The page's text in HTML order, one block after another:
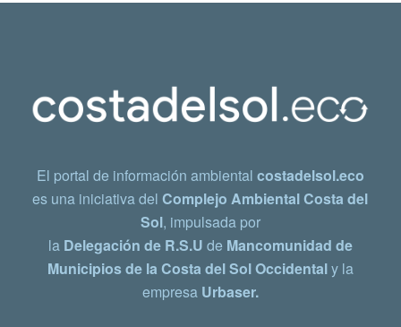
El portal de información ambiental costadelsol.eco
es una iniciativa delComplejo Ambiental Costa del
Sol, impulsada por
la Delegación de R.S.U de Mancomunidad de
Municipios de la Costa del Sol Occidentaly la
empresa Urbaser.